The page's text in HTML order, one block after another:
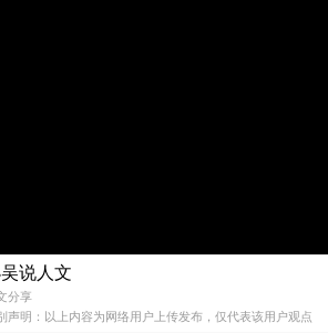
说人文
分享
声明：以上内容为网络用户上传发布，仅代表该用户观点